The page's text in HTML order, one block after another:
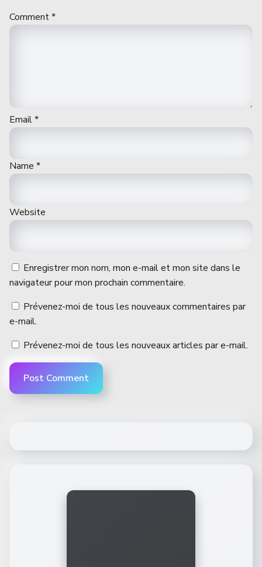
Comment*
Email*
Name *
Website
Enregistrer mon nom, mon e-mail et mon site dans le
navigateur pour mon prochain commentaire.
Prévenez-moi de tous les nouveaux commentaires par
e-mail.
Prévenez-moi de tous les nouveaux articles par e-mail.